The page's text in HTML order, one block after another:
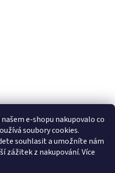
e-shopu nakupovalo co
soubory cookies.
souhlasit a umožníte nám
zážitek z nakupování.Více
pod Pálavou kování Tulip
Blum - perfecting motion